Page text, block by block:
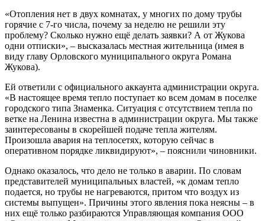
«Отопления нет в двух комнатах, у многих по дому трубы
горячие с 7-го числа, почему за неделю не решили эту
проблему? Сколько нужно ещё делать заявки? А от Жукова
одни отписки», – высказалась местная жительница (имея в
виду главу Орловского муниципального округа Романа
Жукова).
Ей ответили с официального аккаунта администрации округа.
«В настоящее время тепло поступает ко всем домам в поселке
городского типа Знаменка. Ситуация с отсутствием тепла по
ветке на Ленина известна в администрации округа. Мы также
заинтересованы в скорейшей подаче тепла жителям.
Произошла авария на теплосетях, которую сейчас в
оперативном порядке ликвидируют», – пояснили чиновники.
Однако оказалось, что дело не только в аварии. По словам
представителей муниципальных властей, «к домам тепло
подается, но трубы не нагреваются, притом что воздух из
системы выпущен». Причины этого явления пока неясны – в
них ещё только разбираются Управляющая компания ООО